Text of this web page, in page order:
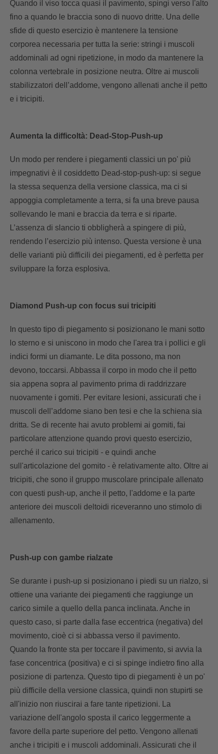
Quando il viso tocca quasi il pavimento, spingi verso l'alto
fino a quando le braccia sono di nuovo dritte. Una delle
sfide di questo esercizio è mantenere la tensione
corporea necessaria per tutta la serie: stringi i muscoli
addominali ad ogni ripetizione, in modo da mantenere la
colonna vertebrale in posizione neutra. Oltre ai muscoli
stabilizzatori dell’addome, vengono allenati anche il petto
e i tricipiti.
Aumenta la difficoltà: Dead-Stop-Push-up
Un modo per rendere i piegamenti classici un po' più
impegnativi è il cosiddetto Dead-stop-push-up: si segue
la stessa sequenza della versione classica, ma ci si
appoggia completamente a terra, si fa una breve pausa
sollevando le mani e braccia da terra e si riparte.
L’assenza di slancio ti obbligherà a spingere di più,
rendendo l’esercizio più intenso. Questa versione è una
delle varianti più difficili dei piegamenti, ed è perfetta per
sviluppare la forza esplosiva.
Diamond Push-up con focus sui tricipiti
In questo tipo di piegamento si posizionano le mani sotto
lo sterno e si uniscono in modo che l'area tra i pollici e gli
indici formi un diamante. Le dita possono, ma non
devono, toccarsi. Abbassa il corpo in modo che il petto
sia appena sopra al pavimento prima di raddrizzare
nuovamente i gomiti. Per evitare lesioni, assicurati che i
muscoli dell’addome siano ben tesi e che la schiena sia
dritta. Se di recente hai avuto problemi ai gomiti, fai
particolare attenzione quando provi questo esercizio,
perché il carico sui tricipiti - e quindi anche
sull'articolazione del gomito - è relativamente alto. Oltre ai
tricipiti, che sono il gruppo muscolare principale allenato
con questi push-up, anche il petto, l'addome e la parte
anteriore dei muscoli deltoidi riceveranno uno stimolo di
allenamento.
Push-up con gambe rialzate
Se durante i push-up si posizionano i piedi su un rialzo, si
ottiene una variante dei piegamenti che raggiunge un
carico simile a quello della panca inclinata. Anche in
questo caso, si parte dalla fase eccentrica (negativa) del
movimento, cioè ci si abbassa verso il pavimento.
Quando la fronte sta per toccare il pavimento, si avvia la
fase concentrica (positiva) e ci si spinge indietro fino alla
posizione di partenza. Questo tipo di piegamenti è un po'
più difficile della versione classica, quindi non stupirti se
all'inizio non riuscirai a fare tante ripetizioni. La
variazione dell'angolo sposta il carico leggermente a
favore della parte superiore del petto. Vengono allenati
anche i tricipiti e i muscoli addominali. Assicurati che il